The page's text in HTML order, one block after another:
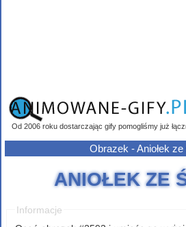
Od 2006 roku dostarczając gify pomogliśmy już
Obrazek - Aniołek
ANIOŁEK ZE
Informacje